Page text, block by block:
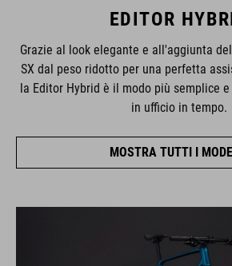
EDITOR
Grazie al look elegante e all'aggiunta
SX dal peso ridotto per una perfetta
la Editor Hybrid è il modo più semplice
in ufficio in tempo.
MOSTRA TUTTI I